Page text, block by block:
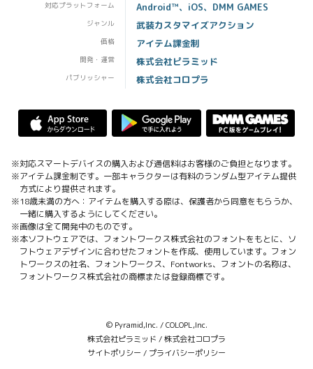
対応プラットフォーム Android™、iOS、DMM GAMES
ジャンル 武装カスタマイズアクション
価格 アイテム課金制
開発・運営 株式会社ピラミッド
パブリッシャー 株式会社コロプラ
※対応スマートデバイスの購入および通信料はお客様のご負担となります。
※アイテム課金制です。一部キャラクターは有料のランダム型アイテム提供
方式により提供されます。
※18歳未満の方へ：アイテムを購入する際は、保護者から同意をもらうか、
一緒に購入するようにしてください。
※画像は全て開発中のものです。
※本ソフトウェアでは、フォントワークス株式会社のフォントをもとに、ソ
フトウェアデザインに合わせたフォントを作成、使用しています。フォン
トワークスの社名、フォントワークス、Fontworks、フォントの名称は、
フォントワークス株式会社の商標または登録商標です。
© Pyramid,Inc. / COLOPL,Inc.
株式会社ピラミッド /株式会社コロプラ
サイトポリシー / プライバシーポリシー